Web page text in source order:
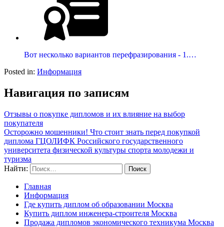
Вот несколько вариантов перефразирования - 1.…
Posted in: Информация
Навигация по записям
Отзывы о покупке дипломов и их влияние на выбор
покупателя
Осторожно мошенники! Что стоит знать перед покупкой
диплома ГЦОЛИФК Российского государственного
университета физической культуры спорта молодежи и
туризма
Найти:
Главная
Информация
Где купить диплом об образовании Москва
Купить диплом инженера-строителя Москва
Продажа дипломов экономического техникума Москва